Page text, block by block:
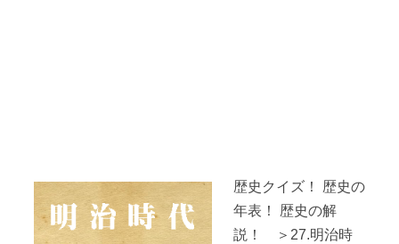
歴史クイズ！ 歴史の
年表！ 歴史の解
説！ ＞27.明治時